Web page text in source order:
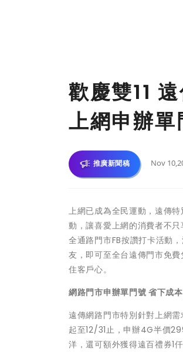
歡慶雙11
上網申辦
推廣新聞稿 Nov
上網已成為全民運動，遠傳
動，讓喜愛上網的消費者不
全通路門市FB按讚打卡活動
友，即可至全台遠傳門市免
住客戶心。
網路門市申辦單門號 省下成
遠傳網路門市特別針對上網
起至12/31止，申辦4G半價
洋，還可額外獲得遠百禮券1